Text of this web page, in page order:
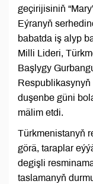
geçirijisiniň
Eýranyň
babatda iş alyp
Milli Lideri,
Başlygy
duşenbe güni
mälim etdi.
Türkmenistanyň
görä, taraplar
degişli
taslamanyň